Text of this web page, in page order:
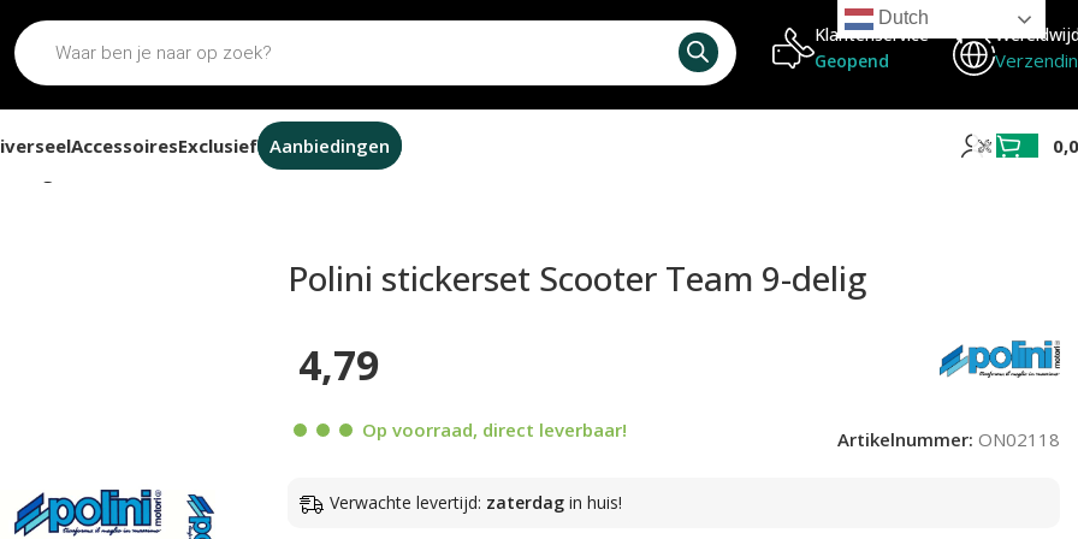
Klantenservice
Geopend
AccessoiresExclusief Aanbiedingen
Polini stickerset Scooter Team 9-delig
4,79
Op voorraad, direct leverbaar! Artikelnummer: ON02118
Verwachte levertijd: zaterdagin huis!
Dutch